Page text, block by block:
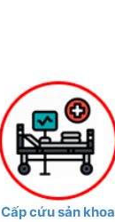
Cấp cứu sản khoa